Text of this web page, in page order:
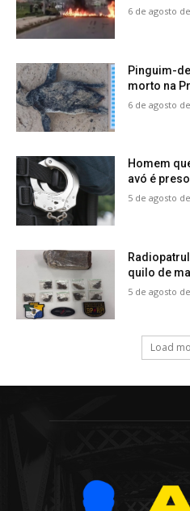
6 de agosto
Pinguim-
morto na
6 de agosto
Homem
avó é
5 de agosto
quilo de
5 de agosto
Load